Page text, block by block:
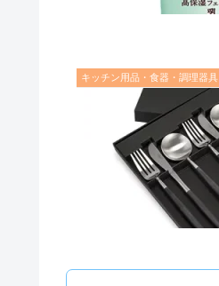
キッチン用品・食器・調理器具